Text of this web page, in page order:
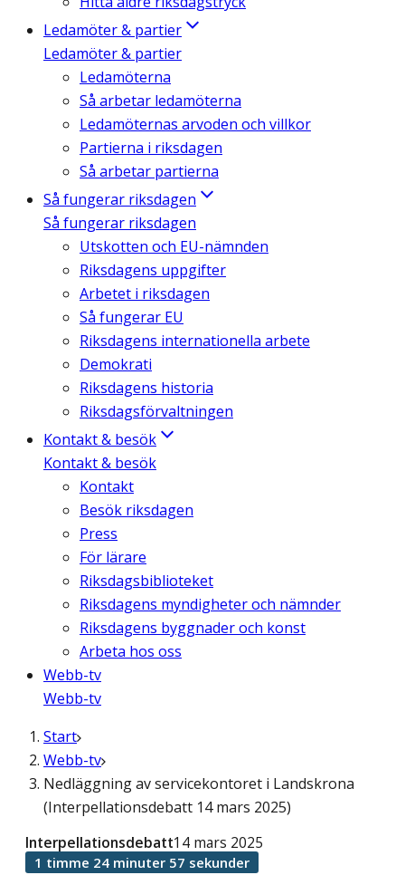
Ledamöter & partier
Ledamöter & partier
Ledamöterna
Så arbetar ledamöterna
Ledamöternas arvoden och villkor
Partierna i riksdagen
Så arbetar partierna
Så fungerar riksdagen
Så fungerar riksdagen
Utskotten och EU-nämnden
Riksdagens uppgifter
Arbetet i riksdagen
Så fungerar EU
Riksdagens internationella arbete
Demokrati
Riksdagens historia
Riksdagsförvaltningen
Kontakt & besök
Kontakt & besök
Kontakt
Besök riksdagen
Press
För lärare
Riksdagsbiblioteket
Riksdagens myndigheter och nämnder
Riksdagens byggnader och konst
Arbeta hos oss
Webb-tv
Webb-tv
Start
Webb-tv
Nedläggning av servicekontoret i Landskrona
(Interpellationsdebatt 14 mars 2025)
Interpellationsdebatt14 mars 2025
1 timme 24 minuter 57 sekunder